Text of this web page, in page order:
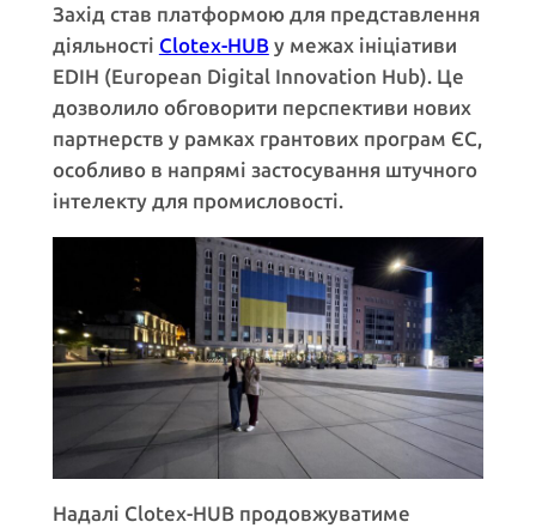
Захід став платформою для представлення
діяльності Clotex-HUBу межах ініціативи
EDIH (European Digital Innovation Hub). Це
дозволило обговорити перспективи нових
партнерств у рамках грантових програм ЄС,
особливо в напрямі застосування штучного
інтелекту для промисловості.
Надалі Clotex-HUB продовжуватиме